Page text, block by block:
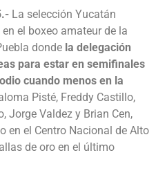
La selección Yucatán
el boxeo amateur de la
donde la delegación
para estar en semifinales
cuando menos en la
Pisté, Freddy Castillo,
Jorge Valdez y Brian Cen,
en el Centro Nacional de Alto
de oro en el último